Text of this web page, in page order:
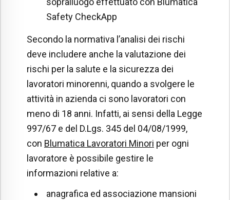
Safety CheckApp
Secondo la normativa l’analisi dei rischi
deve includere anche la valutazione dei
rischi per la salute e la sicurezza dei
lavoratori minorenni, quando a svolgere le
attività in azienda ci sono lavoratori con
meno di 18 anni. Infatti, ai sensi della Legge
997/67 e del D.Lgs. 345 del 04/08/1999,
con Blumatica Lavoratori Minori per ogni
lavoratore è possibile gestire le
informazioni relative a:
anagrafica ed associazione mansioni